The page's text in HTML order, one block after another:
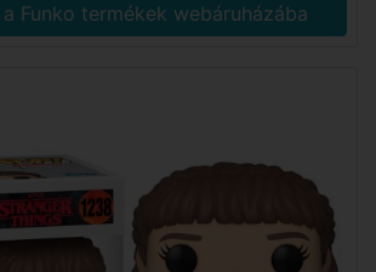
Funko termékek webáruházába